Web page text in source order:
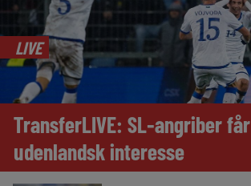
LIVE
TransferLIVE: SL-angriber får
udenlandsk interesse